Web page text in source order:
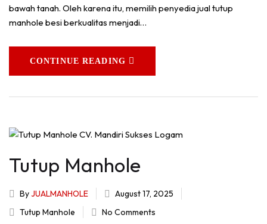
bawah tanah. Oleh karena itu, memilih penyedia jual tutup
manhole besi berkualitas menjadi…
CONTINUE READING
Tutup Manhole
ByJUALMANHOLE
August 17, 2025
Tutup Manhole
No Comments